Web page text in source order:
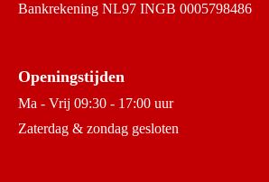
Bankrekening NL97 INGB 0005798486
Openingstijden
Ma - Vrij 09:30 - 17:00 uur
Zaterdag & zondag gesloten